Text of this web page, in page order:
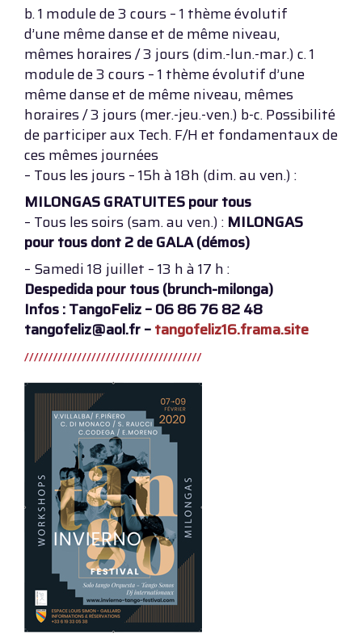
b. 1 module de 3 cours – 1 thème évolutif
d’une même danse et de même niveau,
mêmes horaires / 3 jours (dim.-lun.-mar.) c. 1
module de 3 cours – 1 thème évolutif d’une
même danse et de même niveau, mêmes
horaires / 3 jours (mer.-jeu.-ven.) b-c. Possibilité
de participer aux Tech. F/H et fondamentaux de
ces mêmes journées
– Tous les jours – 15h à 18h (dim. au ven.) :
MILONGAS GRATUITES pour tous
– Tous les soirs (sam. au ven.) : MILONGAS
pour tous dont 2 de GALA (démos)
– Samedi 18 juillet – 13 h à 17 h :
Despedida pour tous (brunch-milonga)
Infos : TangoFeliz – 06 86 76 82 48
tangofeliz@aol.fr –tangofeliz16.frama.site